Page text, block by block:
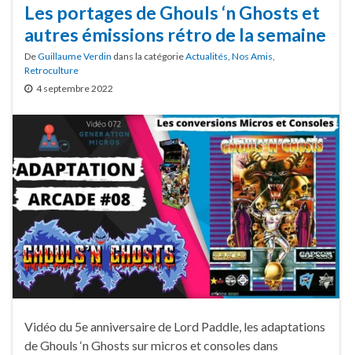
Les portages de Ghouls ‘n Ghosts et
autres émissions rétro de la semaine
DeGuillaume Verdin dans la catégorieActualités Nos Amis
Retroculture
4 septembre 2022
Vidéo du 5e anniversaire de Lord Paddle, les adaptations
de Ghouls ‘n Ghosts sur micros et consoles dans